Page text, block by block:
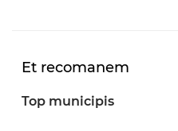
Et recomanem
Top municipis